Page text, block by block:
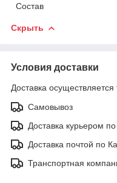
Состав
Скрыть
Условия доставки
Доставка
Самовывоз
Доставка курьером
Доставка почтой по
Транспортная